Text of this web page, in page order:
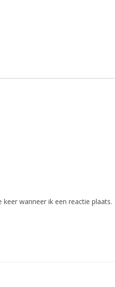
wanneer ik een reactie plaats.